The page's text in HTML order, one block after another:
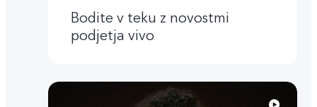
Bodite v teku z novostmi
podjetja vivo